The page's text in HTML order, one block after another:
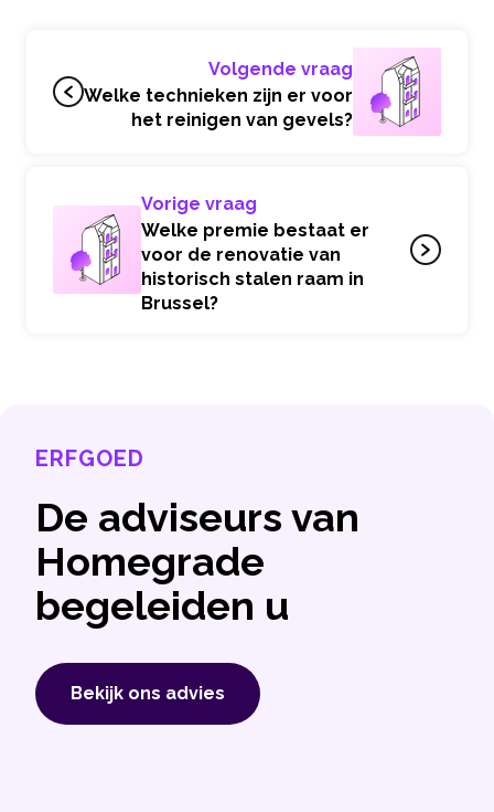
Volgende vraag
Welke technieken zijn er voor
het reinigen van gevels?
Vorige vraag
Welke premie bestaat er
voor de renovatie van
historisch stalen raam in
Brussel?
ERFGOED
De adviseurs van
Homegrade
begeleiden u
Bekijk ons ​​advies